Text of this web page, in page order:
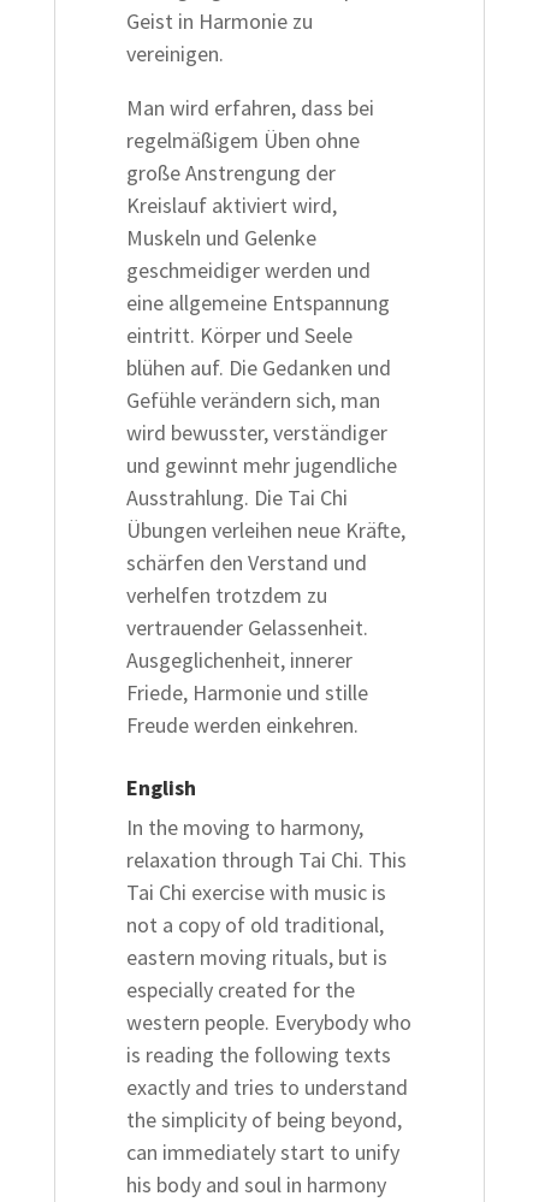
Geist in Harmonie zu
vereinigen.
Man wird erfahren, dass bei
regelmäßigem Üben ohne
große Anstrengung der
Kreislauf aktiviert wird,
Muskeln und Gelenke
geschmeidiger werden und
eine allgemeine Entspannung
eintritt. Körper und Seele
blühen auf. Die Gedanken und
Gefühle verändern sich, man
wird bewusster, verständiger
und gewinnt mehr jugendliche
Ausstrahlung. Die Tai Chi
Übungen verleihen neue Kräfte,
schärfen den Verstand und
verhelfen trotzdem zu
vertrauender Gelassenheit.
Ausgeglichenheit, innerer
Friede, Harmonie und stille
Freude werden einkehren.
English
In the moving to harmony,
relaxation through Tai Chi. This
Tai Chi exercise with music is
not a copy of old traditional,
eastern moving rituals, but is
especially created for the
western people. Everybody who
is reading the following texts
exactly and tries to understand
the simplicity of being beyond,
can immediately start to unify
his body and soul in harmony